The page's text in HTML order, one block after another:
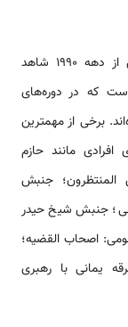
در طول چند دهه گذشته و به خصوص از دهه 1990 شاهد
که در دوره‌های
برخی از مهمترین
افرادی مانند حازم
المنتظرون؛ جنبش
جنبش شیخ حیدر
اصحاب القضیه؛
یمانی با رهبری